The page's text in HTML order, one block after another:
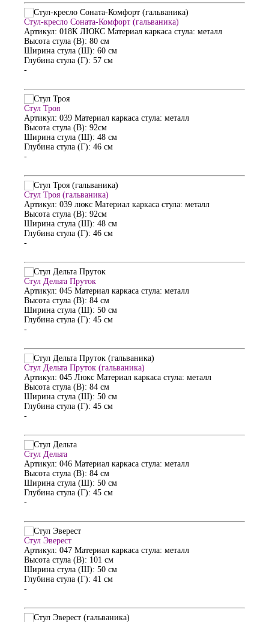
Стул-кресло Соната-Комфорт (гальваника)
Артикул: 018К ЛЮКС Материал каркаса стула: металл
Высота стула (В): 80 см
Ширина стула (Ш): 60 см
Глубина стула (Г): 57 см
-
Стул Троя
Артикул: 039 Материал каркаса стула: металл
Высота стула (В): 92см
Ширина стула (Ш): 48 см
Глубина стула (Г): 46 см
-
Стул Троя (гальваника)
Артикул: 039 люкс Материал каркаса стула: металл
Высота стула (В): 92см
Ширина стула (Ш): 48 см
Глубина стула (Г): 46 см
-
Стул Дельта Пруток
Артикул: 045 Материал каркаса стула: металл
Высота стула (В): 84 см
Ширина стула (Ш): 50 см
Глубина стула (Г): 45 см
-
Стул Дельта Пруток (гальваника)
Артикул: 045 Люкс Материал каркаса стула: металл
Высота стула (В): 84 см
Ширина стула (Ш): 50 см
Глубина стула (Г): 45 см
-
Стул Дельта
Артикул: 046 Материал каркаса стула: металл
Высота стула (В): 84 см
Ширина стула (Ш): 50 см
Глубина стула (Г): 45 см
-
Стул Эверест
Артикул: 047 Материал каркаса стула: металл
Высота стула (В): 101 см
Ширина стула (Ш): 50 см
Глубина стула (Г): 41 см
-